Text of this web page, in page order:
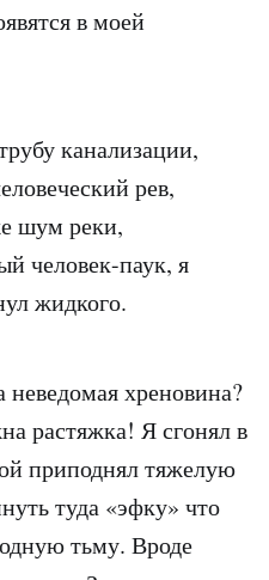
в моей
канализации,
рев,
шум реки,
человек-паук, я
жидкого.
хреновина?
растяжка! Я сгонял в
приподнял тяжелую
туда «эфку» что
тьму. Вроде